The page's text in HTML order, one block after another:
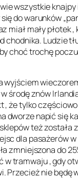
wszystkie
do warunków
miał mały płotek
chodnika. Ludzie
choć trochę
wyjściem
środę znów
, że tylko
dworze napić się
też została
dla pasażerów
zmniejszona do
w tramwaju , gdy
Przecież nie będę